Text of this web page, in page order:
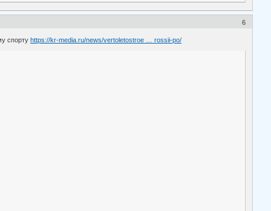
6
спорту https://kr-media.ru/news/vertoletostroe … rossii-po/